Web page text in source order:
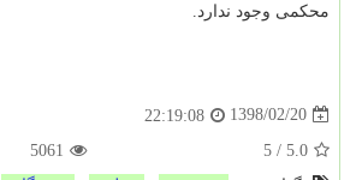
محكمی وجود ندارد.
1398/02/20
22:19:08
5.0
/
5
5061